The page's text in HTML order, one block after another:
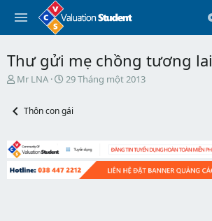
Thư gửi mẹ chồng tương lai
T
e
d
s
t
Mr LNA
N
y
t
đ
29 Tháng một 2013
Thôn con gái